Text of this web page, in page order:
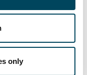
only
Verlustes
hat. Mit der
und